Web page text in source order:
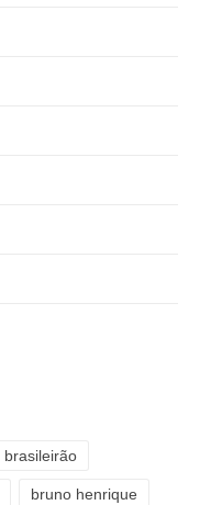
brasileirão
bruno henrique